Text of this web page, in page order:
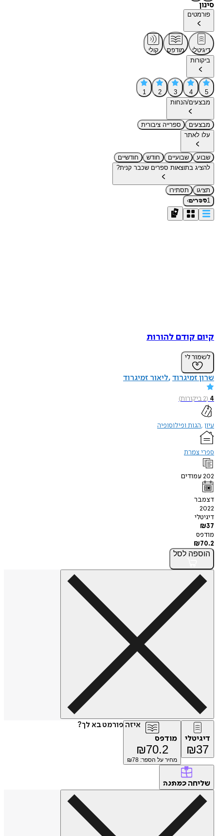
סינון
פורמטים
דיגיטלי מודפס
קולי
ביקורות
5
4
3
2
1
מבצעים/הנחות
מבצעים
ספרייה ציבורית
עלו לאתר
שבוע שבועיים חודש
חודשיים
להציג בתוצאות ספרים שכבר קנית?
תציגו
תסתירו
1ספרים›
קיום קודם להורות
לשמור לי
שרון זמיגרוד ליאור זמיגרוד
4
(
2ביקורות)
עיון הגות ופילוסופיה
ספרי צמרת
202עמודים
דצמבר
2022
דיגיטלי
₪37
מודפס
₪70.2
הוספה לסל
איזה פורמט בא לך?
דיגיטלי
₪37
מודפס
₪70.2
מחיר על הספר: ₪ 78
שליחה כמתנה